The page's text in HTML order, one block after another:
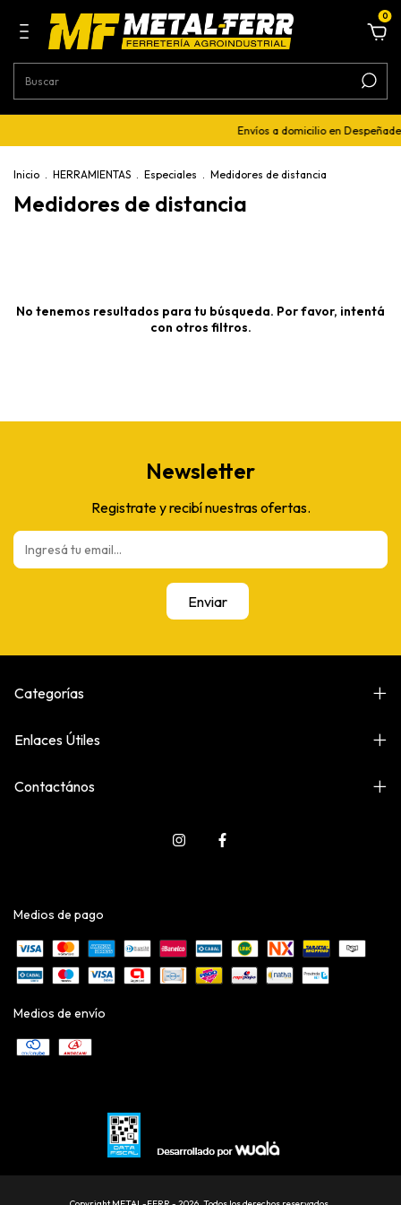
0
Envíos a domicilio en
Inicio . HERRAMIENTAS . Especiales . Medidores de distancia
Medidores de distancia
No tenemos resultados para tu búsqueda. Por favor, intentá
con otros filtros.
Newsletter
Registrate y recibí nuestras ofertas.
Categorías
Enlaces Útiles
Contactános
Medios de pago
Medios de envío